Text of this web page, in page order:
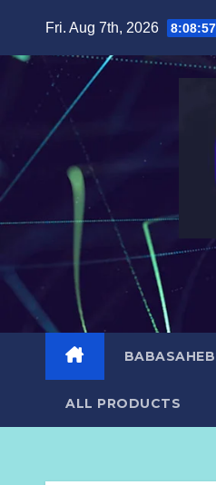
content
Fri. Aug 7th, 2026
ALL PRODUCTS